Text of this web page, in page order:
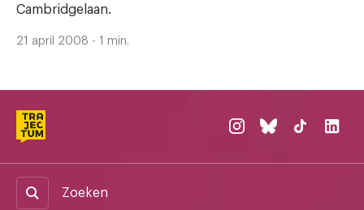
Cambridgelaan.
21 april 2008 - 1 min.
Zoeken